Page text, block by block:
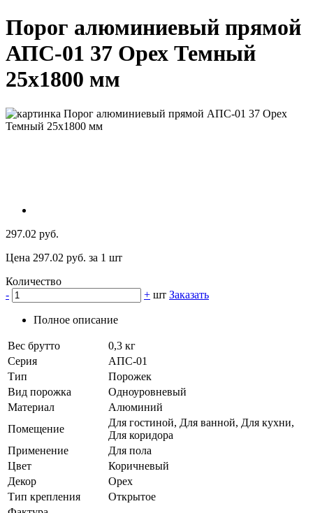
Порог алюминиевый прямой
АПС-01 37 Орех Темный
25x1800 мм
297.02 руб.
Цена 297.02 руб. за 1 шт
Количество
-
+ шт Заказать
Полное описание
Вес брутто
0,3 кг
Серия
АПС-01
Тип
Порожек
Вид порожка
Одноуровневый
Материал
Алюминий
Помещение
Для гостиной, Для ванной, Для кухни,
Для коридора
Применение
Для пола
Цвет
Коричневый
Декор
Орех
Тип крепления
Открытое